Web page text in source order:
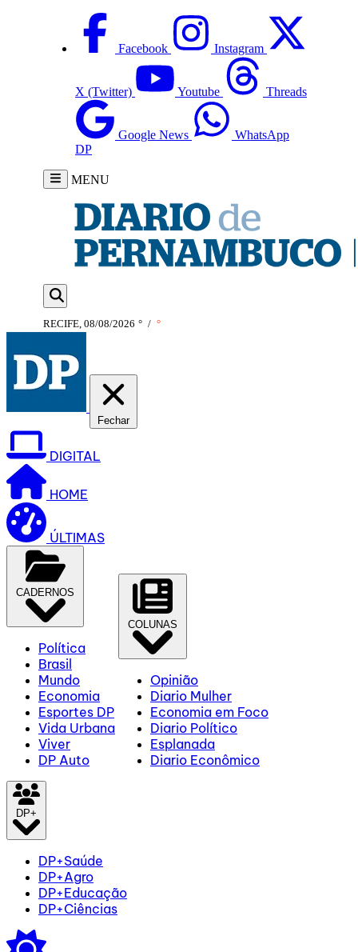
Facebook Instagram
X (Twitter) Youtube Threads
Google News
WhatsApp
DP
MENU
RECIFE, 08/08/2026 ° / °
Fechar
DIGITAL
HOME
ÚLTIMAS
CADERNOS
Política
Brasil
Mundo
Economia
Esportes DP
Vida Urbana
Viver
DP Auto
COLUNAS
Opinião
Diario Mulher
Economia em Foco
Diario Político
Esplanada
Diario Econômico
DP+
DP+Saúde
DP+Agro
DP+Educação
DP+Ciências